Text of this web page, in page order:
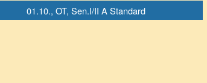
01.10., OT, Sen.I/II A Standard